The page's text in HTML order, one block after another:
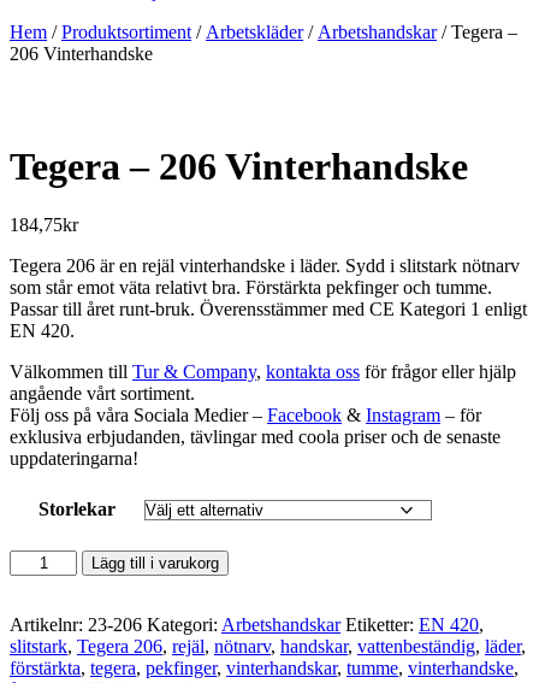
Hem /Produktsortiment / Arbetskläder/ Arbetshandskar/ Tegera –
206 Vinterhandske
Tegera – 206 Vinterhandske
184,75kr
Tegera 206 är en rejäl vinterhandske i läder. Sydd i slitstark nötnarv
som står emot väta relativt bra. Förstärkta pekfinger och tumme.
Passar till året runt-bruk. Överensstämmer med CE Kategori 1 enligt
EN 420.
Välkommen till Tur & Company, kontakta oss för frågor eller hjälp
angående vårt sortiment.
Följ oss på våra Sociala Medier – Facebook & Instagram – för
exklusiva erbjudanden, tävlingar med coola priser och de senaste
uppdateringarna!
Storlekar
Tegera
-
Vinterhandske
mängd
Lägg till i varukorg
Artikelnr: 23-206 Kategori: Arbetshandskar Etiketter: EN 420,
slitstark, Tegera 206, rejäl, nötnarv, handskar, vattenbeständig, läder,
förstärkta, tegera, pekfinger, vinterhandskar, tumme, vinterhandske,